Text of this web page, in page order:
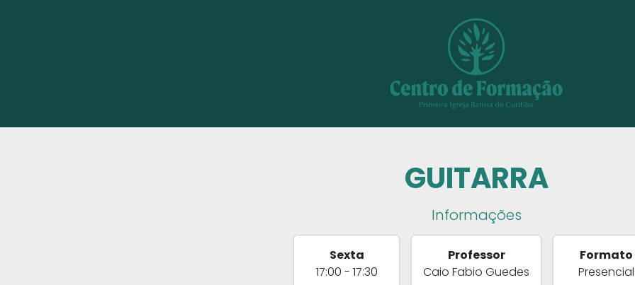
GUITARRA
Informações
Sexta
17:00 - 17:30
Professor
Caio Fabio Guedes
Formato
Presencial